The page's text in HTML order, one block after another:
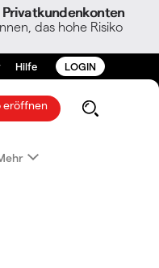
Privatkundenkonten
das hohe Risiko
Hilfe LOGIN
eröffnen